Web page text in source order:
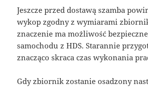
Jeszcze przed dostawą szamba
wykop zgodny z wymiarami
znaczenie ma możliwość
samochodu z HDS. Starannie
znacząco skraca czas wykonania
Gdy zbiornik zostanie osadzony